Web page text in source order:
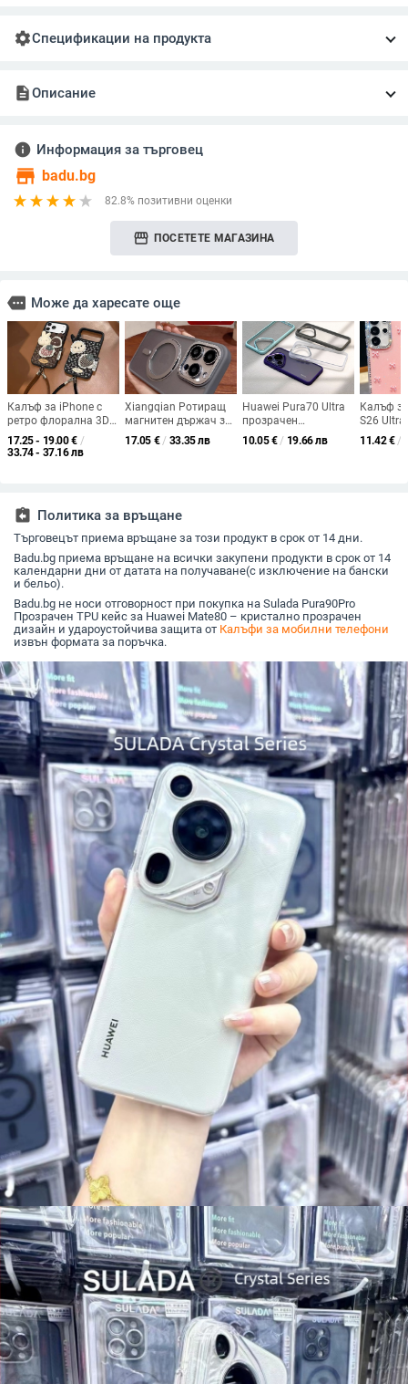
settingsСпецификации на продукта
descriptionОписание
info Информация за търговец
store badu.bg
82.8% позитивни оценки
storefront ПОСЕТЕТЕ МАГАЗИНА
more Може да харесате още
Калъф за iPhone с
ретро флорална 3D
зайче верига,
силикон, матово
17.25 - 19.00€ /
33.74 - 37.16 лв
Xiangqian Ротиращ
магнитен държач за
кейс на iPhone —
мътен акрил, анти
17.05 € / 33.35 лв
Huawei Pura70 Ultra
прозрачен
удароустойчив
калъф със златен
10.05€ / 19.66 лв
Калъф
S26 Ultra
A17,
11.42€ /
assignment_return Политика за връщане
Търговецът приема връщане за този продукт в срок от 14 дни.
Badu.bg приема връщане на всички закупени продукти в срок от 14
календарни дни от датата на получаване(с изключение на бански
и бельо).
Badu.bg не носи отговорност при покупка на Sulada Pura90Pro
Прозрачен TPU кейс за Huawei Mate80 – кристално прозрачен
дизайн и удароустойчива защита от Калъфи за мобилни телефони
извън формата за поръчка.